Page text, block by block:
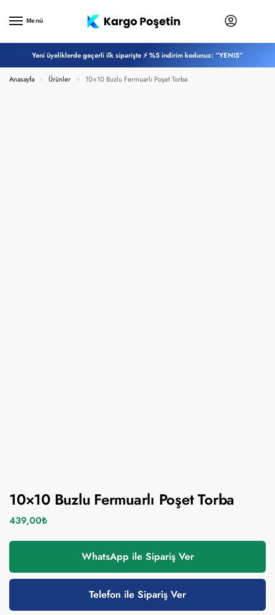
Menü
Yeni üyeliklerde geçerli ilk siparişte ⚡ %5 indirim kodunuz: “YENI5”
Anasayfa » Ürünler » 10×10 Buzlu Fermuarlı Poşet Torba
10×10 Buzlu Fermuarlı Poşet Torba
439,00₺
WhatsApp ile Sipariş Ver
Telefon ile Sipariş Ver